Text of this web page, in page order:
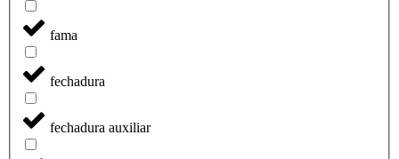
fama
fechadura
fechadura auxiliar